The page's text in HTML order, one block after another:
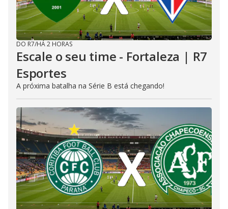
DO R7/HÁ 2 HORAS
Escale o seu time - Fortaleza | R7
Esportes
A próxima batalha na Série B está chegando!